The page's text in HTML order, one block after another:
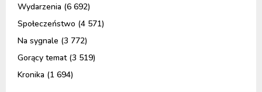
Wydarzenia (6 692)
Społeczeństwo (4 571)
Na sygnale (3 772)
Gorący temat(3 519)
Kronika (1 694)